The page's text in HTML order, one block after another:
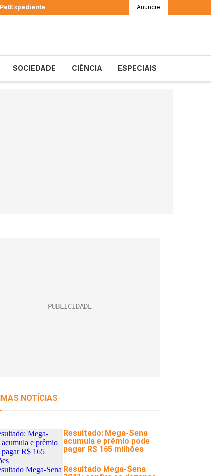
PetExpediente Anuncie
SOCIEDADE CIÊNCIA ESPECIAIS